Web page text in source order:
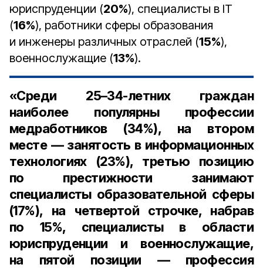
юриспруденции (20%), специалисты в IT
(16%), работники сферы образования
и инженеры различных отраслей (15%),
военнослужащие (13%).
«Среди 25–34-летних граждан
наиболее популярны профессии
медработников (34%), на втором
месте — занятость в информационных
технологиях (23%), третью позицию
по престижности занимают
специалисты образовательной сферы
(17%), на четвертой строчке, набрав
по 15%, специалисты в области
юриспруденции и военнослужащие,
на пятой позиции — профессия